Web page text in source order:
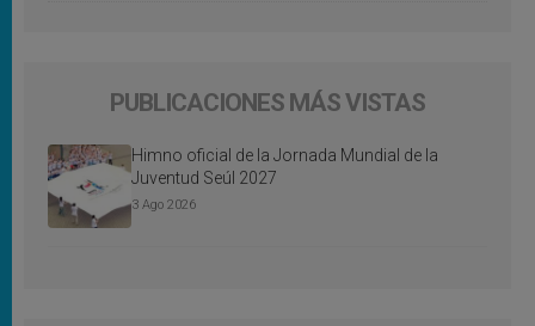
PUBLICACIONES MÁS VISTAS
Himno oficial de la Jornada Mundial de la
Juventud Seúl 2027
3 Ago 2026